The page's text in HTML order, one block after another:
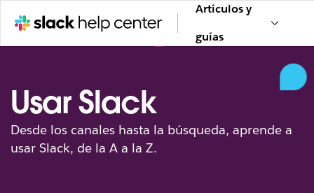
Artículos y
guías
Usar Slack
Desde los canales hasta la búsqueda, aprende a
usar Slack, de la A a la Z.